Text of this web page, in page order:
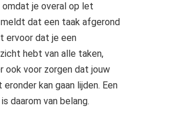
omdat je overal op let
dat een taak afgerond
ervoor dat je een
hebt van alle taken,
ook voor zorgen dat jouw
kan gaan lijden. Een
daarom van belang.